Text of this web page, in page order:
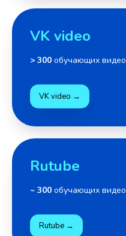
VK video
> 300 обучающих видео
VK video →
Rutube
~ 300 обучающих видео
Rutube →